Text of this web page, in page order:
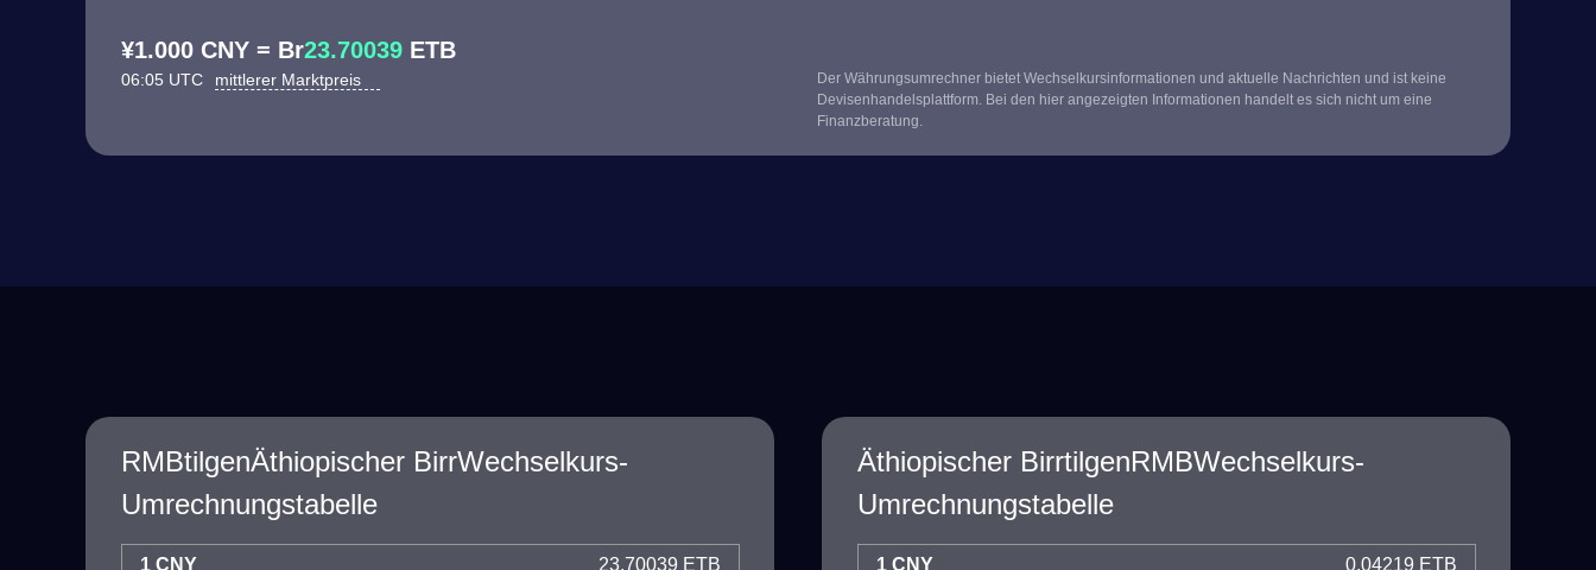
¥1.000 CNY = Br23.70039 ETB
06:05 UTC mittlerer Marktpreis
Der Währungsumrechner bietet Wechselkursinformationen und aktuelle Nachrichten und ist keine
Devisenhandelsplattform. Bei den hier angezeigten Informationen handelt es sich nicht um eine
Finanzberatung.
RMBtilgenÄthiopischer BirrWechselkurs-
Umrechnungstabelle
1 CNY 23.70039 ETB
Äthiopischer BirrtilgenRMBWechselkurs-
Umrechnungstabelle
1 CNY 0.04219 ETB